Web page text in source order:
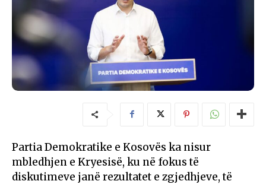
Partia Demokratike e Kosovës ka nisur
mbledhjen e Kryesisë, ku në fokus të
diskutimeve janë rezultatet e zgjedhjeve, të